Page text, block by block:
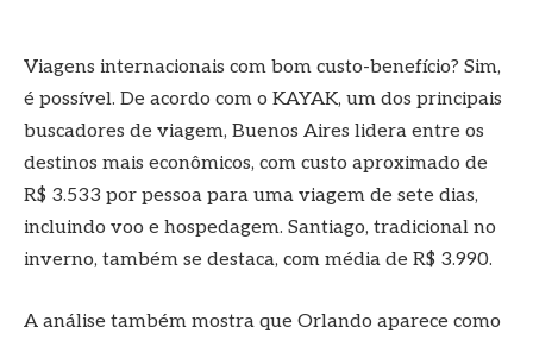
Viagens internacionais com bom custo-benefício? Sim,
é possível. De acordo com o KAYAK, um dos principais
buscadores de viagem, Buenos Aires lidera entre os
destinos mais econômicos, com custo aproximado de
R$ 3.533 por pessoa para uma viagem de sete dias,
incluindo voo e hospedagem. Santiago, tradicional no
inverno, também se destaca, com média de R$ 3.990.
A análise também mostra que Orlando aparece como